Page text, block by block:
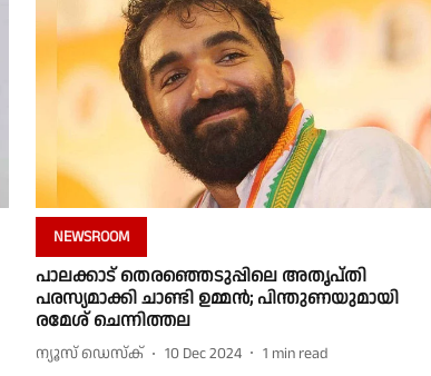
NEWSROOM
പാലക്കാട് തെരഞ്ഞെടുപ്പിലെ അതൃപ്തി
പരസ്യമാക്കി ചാണ്ടി ഉമ്മൻ; പിന്തുണയുമായി
രമേശ് ചെന്നിത്തല
ന്യൂസ് ഡെസ്ക് 10 Dec 2024 1 min read